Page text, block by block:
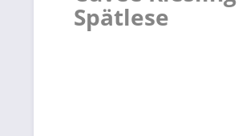
Spätlese